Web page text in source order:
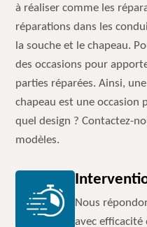
à réaliser comme les
réparations dans les
la souche et le chapeau.
des occasions pour
parties réparées. Ainsi,
chapeau est une occasion
quel design ? Contactez-
modèles.
Nous
avec